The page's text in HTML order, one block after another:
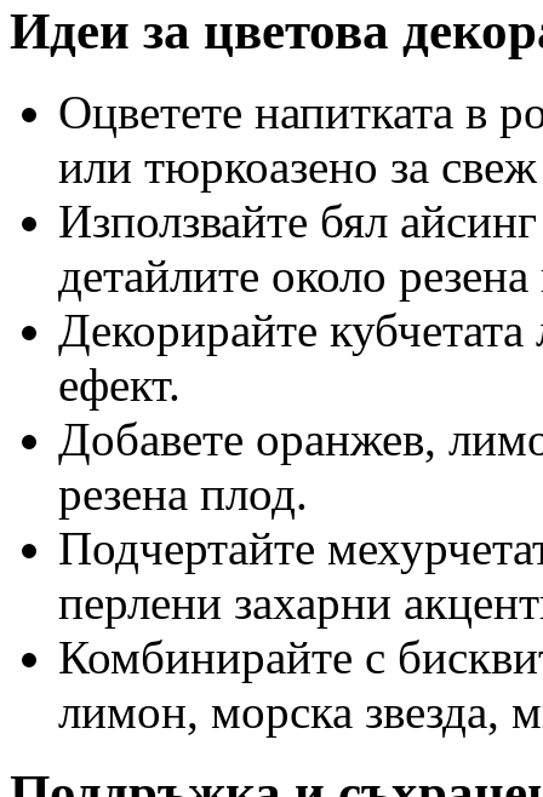
Идеи за цветова
Оцветете напитката в
или тюркоазено за
Използвайте бял
детайлите около
Декорирайте
ефект.
Добавете оранжев,
резена плод.
Подчертайте
перлени захарни
Комбинирайте с
лимон, морска звезда,